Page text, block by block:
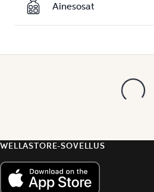
Ainesosat
WELLASTORE-SOVELLUS